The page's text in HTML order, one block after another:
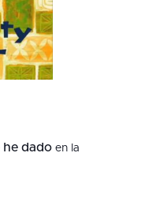
he dadoen la